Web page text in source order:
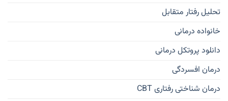
تحلیل رفتار متقابل
خانواده درمانی
دانلود پروتکل درمانی
درمان افسردگی
درمان شناختی رفتاری CBT